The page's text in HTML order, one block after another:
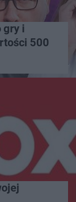
gry i
500